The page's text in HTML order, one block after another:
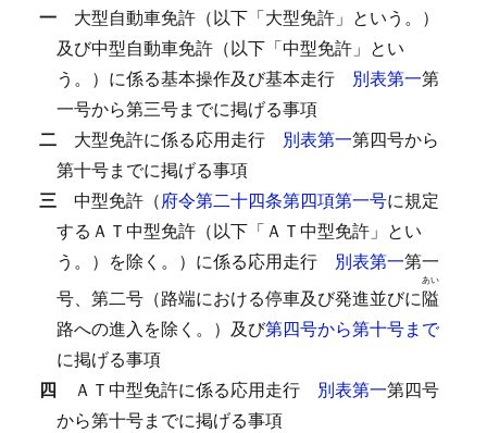
一 大型自動車免許（以下「大型免許」という。）
及び中型自動車免許（以下「中型免許」とい
う。）に係る基本操作及び基本走行
別表第一第
一号から第三号までに掲げる事項
二 大型免許に係る応用走行 別表第一第四号から
第十号までに掲げる事項
三 中型免許（府令第二十四条第四項第一号に規定
するＡＴ中型免許（以下「ＡＴ中型免許」とい
う。）を除く。）に係る応用走行
別表第一第一
号、第二号（路端における停車及び発進並びに隘
あい
路への進入を除く。）及び第四号から第十号まで
に掲げる事項
四
ＡＴ中型免許に係る応用走行 別表第一第四号
から第十号までに掲げる事項